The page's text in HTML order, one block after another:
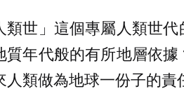
類世」這個專屬人類世
質年代般的有所地層依
人類做為地球一份子的責